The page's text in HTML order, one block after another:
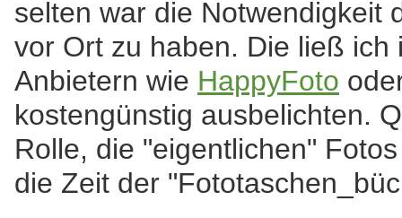
selten war die Notwendigkeit
vor Ort zu haben. Die ließ ich
Anbietern wie HappyFoto
kostengünstig ausbelichten.
Rolle, die "eigentlichen"
die Zeit der